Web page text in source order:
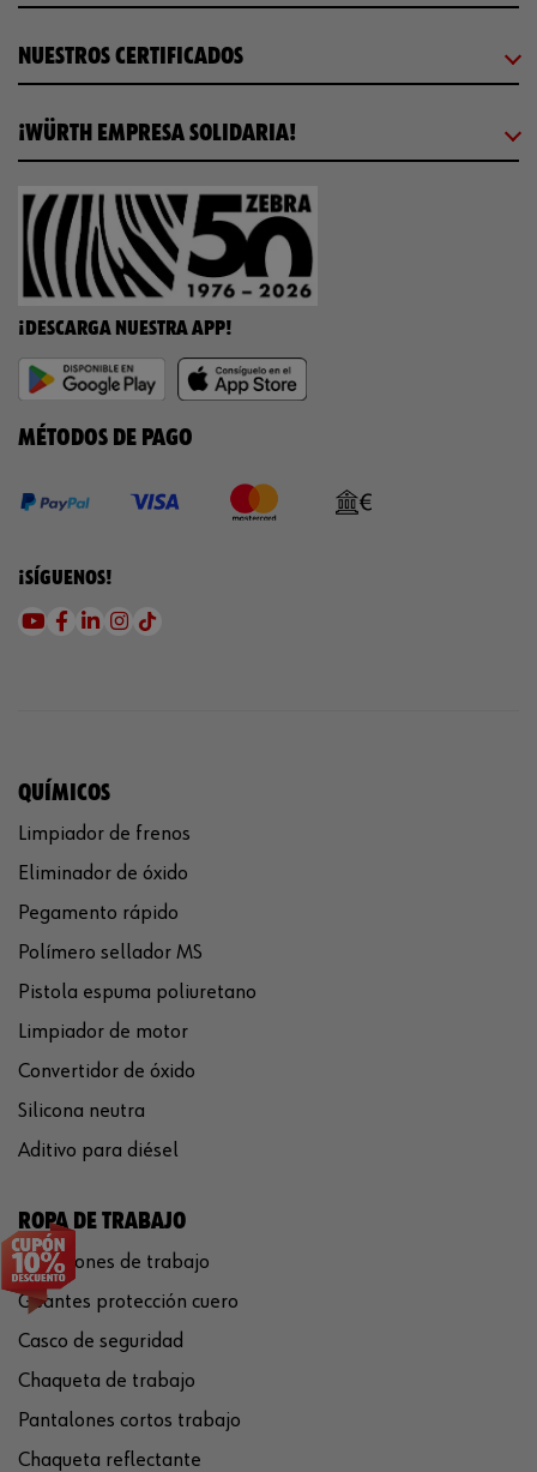
NUESTROS CERTIFICADOS
¡WÜRTH EMPRESA SOLIDARIA!
¡DESCARGA NUESTRA APP!
MÉTODOS DE PAGO
¡SÍGUENOS!
QUÍMICOS
Limpiador de frenos
Eliminador de óxido
Pegamento rápido
Polímero sellador MS
Pistola espuma poliuretano
Limpiador de motor
Convertidor de óxido
Silicona neutra
Aditivo para diésel
ROPA DE TRABAJO
Pantalones de trabajo
Guantes protección cuero
Casco de seguridad
Chaqueta de trabajo
Pantalones cortos trabajo
Chaqueta reflectante